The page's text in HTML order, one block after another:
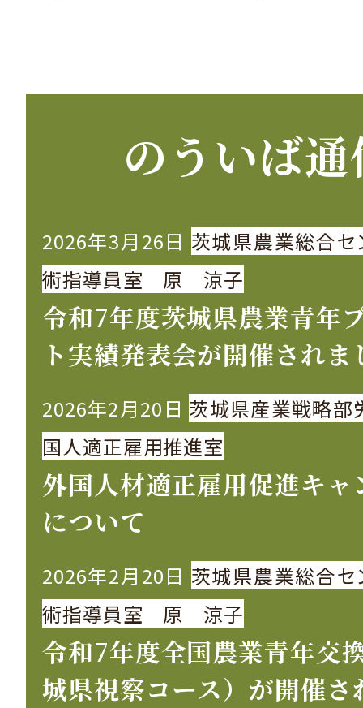
のういば
2026年3月26日 茨城県農業総合セ
術指導員室 原 涼子
令和7年度茨城県農業青年
ト実績発表会が開催されま
2026年2月20日 茨城県産業戦略部
国人適正雇用推進室
外国人材適正雇用促進キャ
について
2026年2月20日 茨城県農業総合セ
術指導員室 原 涼子
令和7年度全国農業青年交
城県視察コース）が開催さ